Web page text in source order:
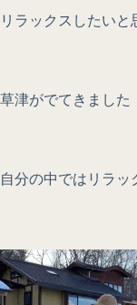
リラックスしたいと
草津がでてきました
自分の中ではリラッ